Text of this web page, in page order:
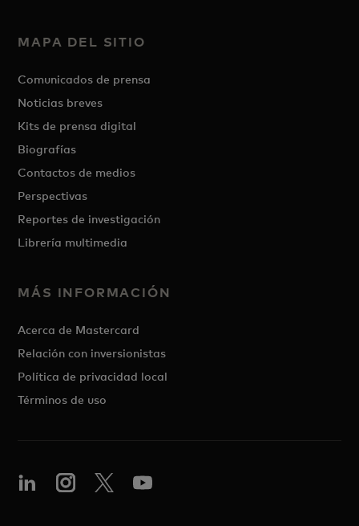
MAPA DEL SITIO
Comunicados de prensa
Noticias breves
Kits de prensa digital
Biografías
Contactos de medios
Perspectivas
Reportes de investigación
Librería multimedia
MÁS INFORMACIÓN
Acerca de Mastercard
Relación con inversionistas
Política de privacidad local
Términos de uso